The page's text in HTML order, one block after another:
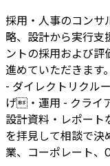
採用・人事のコンサ
略、設計から実行支
ントの採用および評
進めていただきます
- ダイレクトリクル
げ・運用 - クライ
設計資料・レポート
を拝見して相談で決
業、コーポレート、